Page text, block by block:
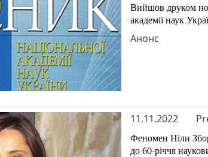
Вийшов друком
академії наук
Анонс
11.11.2022
Феномен Ніли
до 60-річчя